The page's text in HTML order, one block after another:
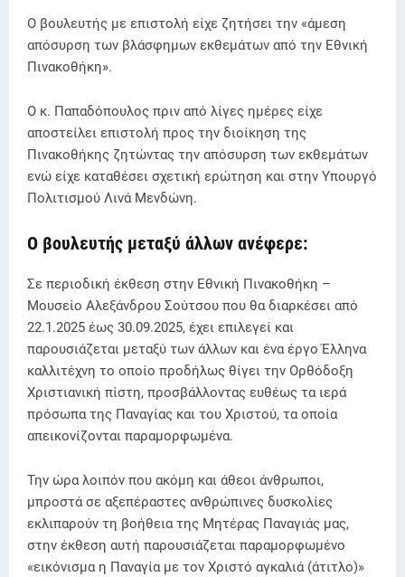
Ο βουλευτής με επιστολή είχε ζητήσει την «άμεση
απόσυρση των βλάσφημων εκθεμάτων από την Εθνική
Πινακοθήκη».
Ο κ. Παπαδόπουλος πριν από λίγες ημέρες είχε
αποστείλει επιστολή προς την διοίκηση της
Πινακοθήκης ζητώντας την απόσυρση των εκθεμάτων
ενώ είχε καταθέσει σχετική ερώτηση και στην Υπουργό
Πολιτισμού Λινά Μενδώνη.
Ο βουλευτής μεταξύ άλλων ανέφερε:
Σε περιοδική έκθεση στην Εθνική Πινακοθήκη –
Μουσείο Αλεξάνδρου Σούτσου που θα διαρκέσει από
22.1.2025 έως 30.09.2025, έχει επιλεγεί και
παρουσιάζεται μεταξύ των άλλων και ένα έργο Έλληνα
καλλιτέχνη το οποίο προδήλως θίγει την Ορθόδοξη
Χριστιανική πίστη, προσβάλλοντας ευθέως τα ιερά
πρόσωπα της Παναγίας και του Χριστού, τα οποία
απεικονίζονται παραμορφωμένα.
Την ώρα λοιπόν που ακόμη και άθεοι άνθρωποι,
μπροστά σε αξεπέραστες ανθρώπινες δυσκολίες
εκλιπαρούν τη βοήθεια της Μητέρας Παναγιάς μας,
στην έκθεση αυτή παρουσιάζεται παραμορφωμένο
«εικόνισμα η Παναγία με τον Χριστό αγκαλιά (άτιτλο)»